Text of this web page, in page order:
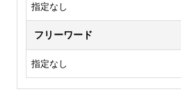
指定なし
フリーワード
指定なし